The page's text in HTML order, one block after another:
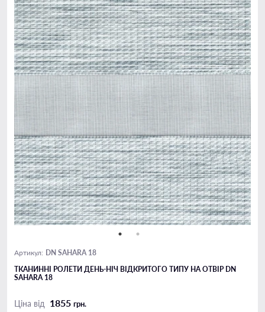
Артикул: DN SAHARA 18
ТКАНИННІ РОЛЕТИ ДЕНЬ-НІЧ ВІДКРИТОГО ТИПУ НА ОТВІР DN
SAHARA 18
Ціна від 1855 грн.